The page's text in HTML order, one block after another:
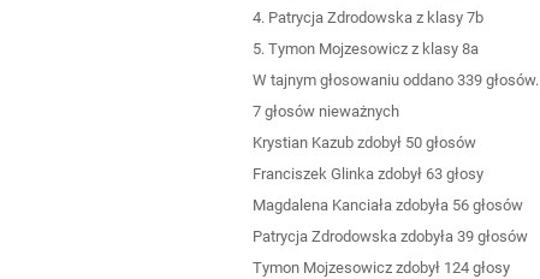
4. Patrycja Zdrodowska z klasy 7b
5. Tymon Mojzesowicz z klasy 8a
W tajnym głosowaniu oddano 339 głosów.
7 głosów nieważnych
Krystian Kazub zdobył 50 głosów
Franciszek Glinka zdobył 63 głosy
Magdalena Kanciała zdobyła 56 głosów
Patrycja Zdrodowska zdobyła 39 głosów
Tymon Mojzesowicz zdobył 124 głosy